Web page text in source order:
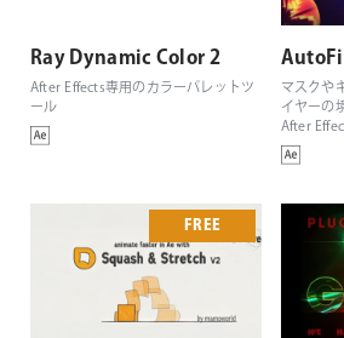
Ray Dynamic Color 2
After Effects専用のカラーパレットツ
ール
マスクや
イヤーの
After
FREE